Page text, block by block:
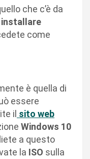
che c’è da
installare
come
è quella di
essere
il sito web
Windows 10
a questo
la ISO sulla